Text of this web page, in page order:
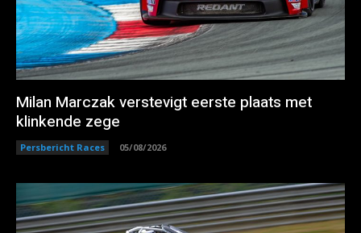
Milan Marczak verstevigt eerste plaats met
klinkende zege
Persbericht Races 05/08/2026